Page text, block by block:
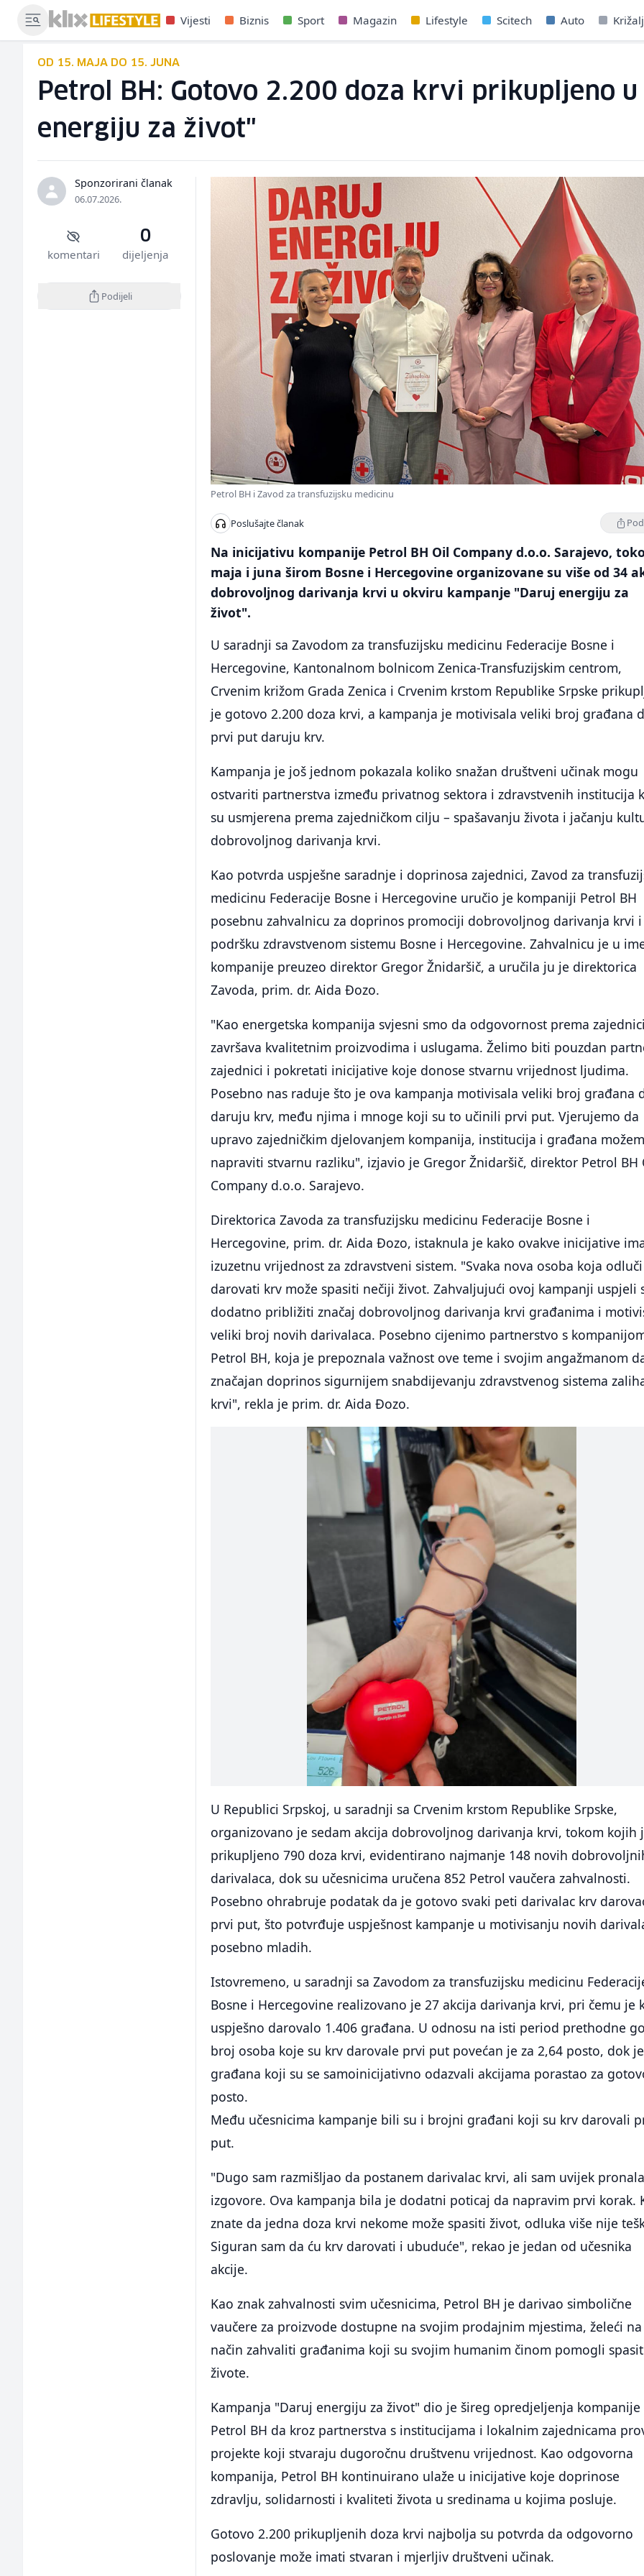
Vijesti Biznis Sport Magazin Lifestyle Scitech Auto
OD 15. MAJA DO 15. JUNA
Petrol BH: Gotovo 2.200 doza krvi prikupljeno
energiju za život"
Sponzorirani članak
06.07.2026.
komentari
0
dijeljenja
Podijeli
Petrol BH i Zavod za transfuzijsku medicinu
Poslušajte članak
Na inicijativu kompanije Petrol BH Oil Company d.o.o. Sarajevo,
maja i juna širom Bosne i Hercegovine organizovane su više od 34
dobrovoljnog darivanja krvi u okviru kampanje "Daruj energiju za
život".
U saradnji sa Zavodom za transfuzijsku medicinu Federacije Bosne i
Hercegovine, Kantonalnom bolnicom Zenica-Transfuzijskim centrom,
Crvenim križom Grada Zenica i Crvenim krstom Republike Srpske
je gotovo 2.200 doza krvi, a kampanja je motivisala veliki broj građana
prvi put daruju krv.
Kampanja je još jednom pokazala koliko snažan društveni učinak mogu
ostvariti partnerstva između privatnog sektora i zdravstvenih institucija
su usmjerena prema zajedničkom cilju – spašavanju života i jačanju
dobrovoljnog darivanja krvi.
Kao potvrda uspješne saradnje i doprinosa zajednici, Zavod za
medicinu Federacije Bosne i Hercegovine uručio je kompaniji Petrol BH
posebnu zahvalnicu za doprinos promociji dobrovoljnog darivanja krvi i
podršku zdravstvenom sistemu Bosne i Hercegovine. Zahvalnicu je u
kompanije preuzeo direktor Gregor Žnidaršič, a uručila ju je direktorica
Zavoda, prim. dr. Aida Đozo.
"Kao energetska kompanija svjesni smo da odgovornost prema
završava kvalitetnim proizvodima i uslugama. Želimo biti pouzdan
zajednici i pokretati inicijative koje donose stvarnu vrijednost ljudima.
Posebno nas raduje što je ova kampanja motivisala veliki broj građana
daruju krv, među njima i mnoge koji su to učinili prvi put. Vjerujemo da
upravo zajedničkim djelovanjem kompanija, institucija i građana
napraviti stvarnu razliku", izjavio je Gregor Žnidaršič, direktor Petrol BH
Company d.o.o. Sarajevo.
Direktorica Zavoda za transfuzijsku medicinu Federacije Bosne i
Hercegovine, prim. dr. Aida Đozo, istaknula je kako ovakve inicijative
izuzetnu vrijednost za zdravstveni sistem. "Svaka nova osoba koja odluči
darovati krv može spasiti nečiji život. Zahvaljujući ovoj kampanji uspjeli
dodatno približiti značaj dobrovoljnog darivanja krvi građanima i
veliki broj novih darivalaca. Posebno cijenimo partnerstvo s
Petrol BH, koja je prepoznala važnost ove teme i svojim angažmanom
značajan doprinos sigurnijem snabdijevanju zdravstvenog sistema
krvi", rekla je prim. dr. Aida Đozo.
U Republici Srpskoj, u saradnji sa Crvenim krstom Republike Srpske,
organizovano je sedam akcija dobrovoljnog darivanja krvi, tokom kojih
prikupljeno 790 doza krvi, evidentirano najmanje 148 novih
darivalaca, dok su učesnicima uručena 852 Petrol vaučera zahvalnosti.
Posebno ohrabruje podatak da je gotovo svaki peti darivalac krv
prvi put, što potvrđuje uspješnost kampanje u motivisanju novih
posebno mladih.
Istovremeno, u saradnji sa Zavodom za transfuzijsku medicinu
Bosne i Hercegovine realizovano je 27 akcija darivanja krvi, pri čemu je
uspješno darovalo 1.406 građana. U odnosu na isti period prethodne
broj osoba koje su krv darovale prvi put povećan je za 2,64 posto, dok
građana koji su se samoinicijativno odazvali akcijama porastao za
posto.
Među učesnicima kampanje bili su i brojni građani koji su krv darovali
put.
"Dugo sam razmišljao da postanem darivalac krvi, ali sam uvijek
izgovore. Ova kampanja bila je dodatni poticaj da napravim prvi korak.
znate da jedna doza krvi nekome može spasiti život, odluka više nije
Siguran sam da ću krv darovati i ubuduće", rekao je jedan od učesnika
akcije.
Kao znak zahvalnosti svim učesnicima, Petrol BH je darivao simbolične
vaučere za proizvode dostupne na svojim prodajnim mjestima, želeći
način zahvaliti građanima koji su svojim humanim činom pomogli
živote.
Kampanja "Daruj energiju za život" dio je šireg opredjeljenja kompanije
Petrol BH da kroz partnerstva s institucijama i lokalnim zajednicama
projekte koji stvaraju dugoročnu društvenu vrijednost. Kao odgovorna
kompanija, Petrol BH kontinuirano ulaže u inicijative koje doprinose
zdravlju, solidarnosti i kvaliteti života u sredinama u kojima posluje.
Gotovo 2.200 prikupljenih doza krvi najbolja su potvrda da odgovorno
poslovanje može imati stvaran i mjerljiv društveni učinak.